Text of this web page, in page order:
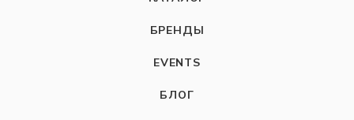
БРЕНДЫ
EVENTS
БЛОГ